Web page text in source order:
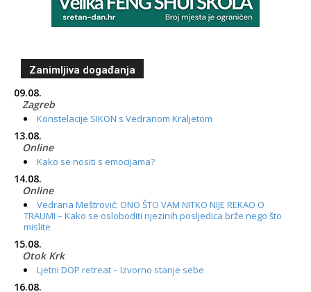
Zanimljiva događanja
09.08.
Zagreb
Konstelacije SIKON s Vedranom Kraljetom
13.08.
Online
Kako se nositi s emocijama?
14.08.
Online
Vedrana Meštrović: ONO ŠTO VAM NITKO NIJE REKAO O
TRAUMI – Kako se osloboditi njezinih posljedica brže nego što
mislite
15.08.
Otok Krk
Ljetni DOP retreat – Izvorno stanje sebe
16.08.